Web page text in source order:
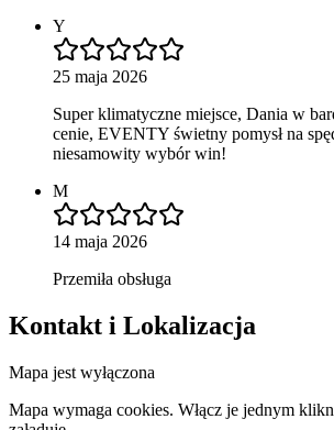
Y
25 maja 2026
Super klimatyczne miejsce, Dania w
cenie, EVENTY świetny pomysł na
niesamowity wybór win!
M
14 maja 2026
Przemiła obsługa
Kontakt i Lokalizacja
Mapa jest wyłączona
Mapa wymaga cookies. Włącz je jednym